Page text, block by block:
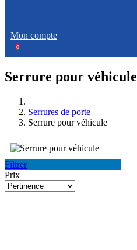
Mon compte
0
Serrure pour véhicule
Serrures de porte
Serrure pour véhicule
Filtrer
Prix